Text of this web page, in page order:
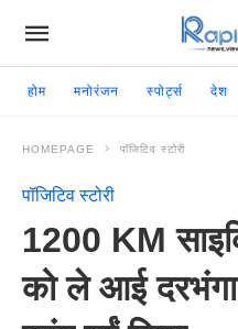
होम मनोरंजन स्पोर्ट्स देश
HOMEPAGE पॉजिटिव स्टोरी
पॉजिटिव स्टोरी
1200 KM
को ले आई दरभंगा